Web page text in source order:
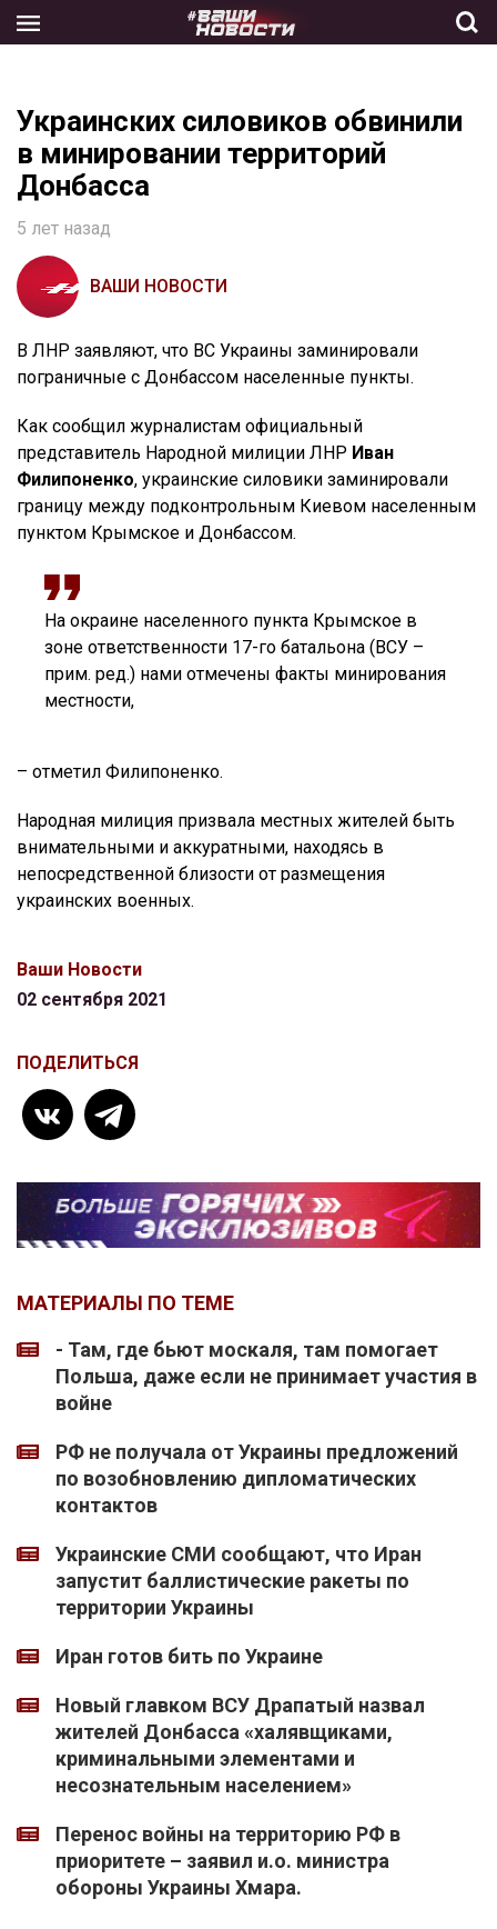
the
Украинских силовиков обвинили
в минировании территорий
Донбасса
5 лет назад
ВАШИ НОВОСТИ
В ЛНР заявляют, что ВС Украины заминировали
пограничные с Донбассом населенные пункты.
Как сообщил журналистам официальный
представитель Народной милиции ЛНР Иван
Филипоненко, украинские силовики заминировали
границу между подконтрольным Киевом населенным
пунктом Крымское и Донбассом.
На окраине населенного пункта Крымское в
зоне ответственности 17-го батальона (ВСУ –
прим. ред.) нами отмечены факты минирования
местности,
– отметил Филипоненко.
Народная милиция призвала местных жителей быть
внимательными и аккуратными, находясь в
непосредственной близости от размещения
украинских военных.
Ваши Новости
02 сентября 2021
ПОДЕЛИТЬСЯ
МАТЕРИАЛЫ ПО ТЕМЕ
- Там, где бьют москаля, там помогает
Польша, даже если не принимает участия в
войне
РФ не получала от Украины предложений
по возобновлению дипломатических
контактов
Украинские СМИ сообщают, что Иран
запустит баллистические ракеты по
территории Украины
Иран готов бить по Украине
Новый главком ВСУ Драпатый назвал
жителей Донбасса «халявщиками,
криминальными элементами и
несознательным населением»
Перенос войны на территорию РФ в
приоритете – заявил и.о. министра
обороны Украины Хмара.